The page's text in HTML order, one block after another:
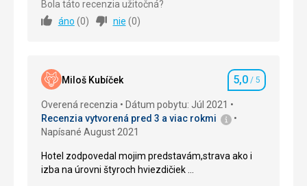
Ubytovanie
Služby 5,0/ 5
Cena
Bola táto recenzia užitočná?
áno (0) nie (0)
Miloš Kubíček Hodnotenie
5,0 / 5
Overená recenzia
Dátum pobytu: Júl 2021
Recenzia vytvorená pred 3 a viac rokmi
Napísané August 2021
Hotel zodpovedal mojim predstavám,strava ako i
izba na úrovni štyroch hviezdičiek …